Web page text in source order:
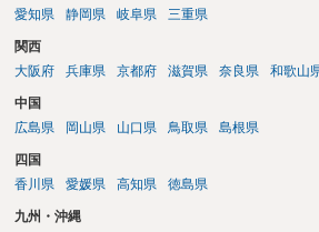
愛知県
静岡県 岐阜県 三重県
関西
大阪府
兵庫県 京都府 滋賀県 奈良県 和歌山
中国
広島県
岡山県 山口県 鳥取県 島根県
四国
香川県
愛媛県 高知県 徳島県
九州・沖縄